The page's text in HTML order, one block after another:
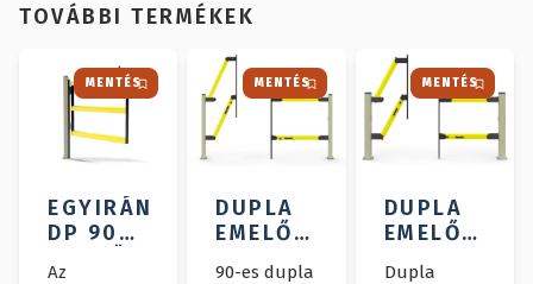
TOVÁBBI TERMÉKEK
MENTÉS
EGYIRÁNYÚ
DP 90
Az
MENTÉS
DUPLA
EMELŐKAPU
90-es dupla
MENTÉS
DUPLA
EMELŐKAPU
150
Dupla